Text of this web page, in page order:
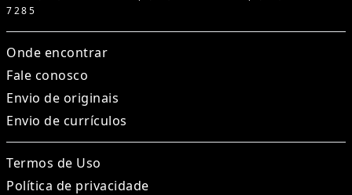
7285
Onde encontrar
Fale conosco
Envio de originais
Envio de currículos
Termos de Uso
Política de privacidade